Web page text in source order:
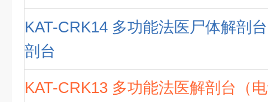
KAT-CRK14 多功能法医尸体解剖
剖台
KAT-CRK13 多功能法医解剖台（